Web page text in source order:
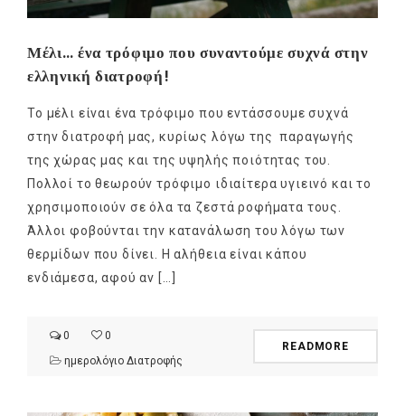
Μέλι… ένα τρόφιμο που συναντούμε συχνά στην
ελληνική διατροφή!
Το μέλι είναι ένα τρόφιμο που εντάσσουμε συχνά
στην διατροφή μας, κυρίως λόγω της παραγωγής
της χώρας μας και της υψηλής ποιότητας του.
Πολλοί το θεωρούν τρόφιμο ιδιαίτερα υγιεινό και το
χρησιμοποιούν σε όλα τα ζεστά ροφήματα τους.
Άλλοι φοβούνται την κατανάλωση του λόγω των
θερμίδων που δίνει. Η αλήθεια είναι κάπου
ενδιάμεσα, αφού αν […]
0
0
ημερολόγιο Διατροφής
READMORE